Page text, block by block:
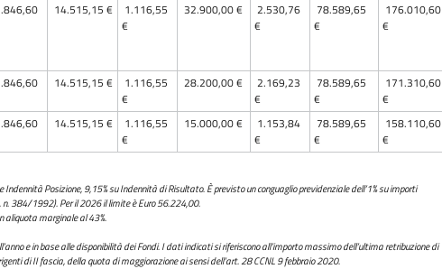
14.515,15 €
1.116,55
€
32.900,00 €
2.530,76
€
78.589,65
€
176.010,60
€
14.515,15 €
1.116,55
€
28.200,00 €
2.169,23
€
78.589,65
€
171.310,60
€
14.515,15 €
1.116,55
€
15.000,00 €
1.153,84
€
78.589,65
€
158.110,60
€
Posizione, 9,15% su Indennità di Risultato. È previsto un conguaglio previdenziale dell’1% su importi
n. 384/1992). Per il 2026 il limite è Euro 56.224,00.
aliquota marginale al 43%.
e in base alle disponibilità dei Fondi. I dati indicati si riferiscono all’importo massimo dell’ultima retribuzione di
di II fascia, della quota di maggiorazione ai sensi dell’art. 28 CCNL 9 febbraio 2020.